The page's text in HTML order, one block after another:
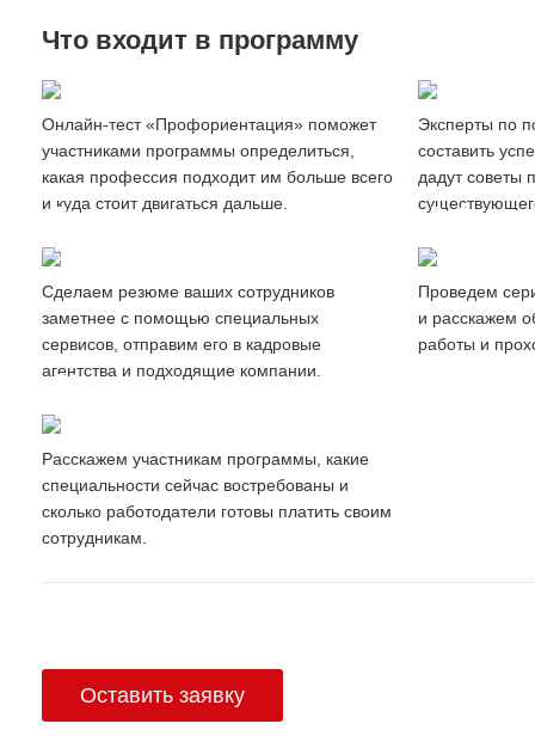
Что входит в программу
Онлайн-тест «Профориентация» поможет
участниками программы определиться,
какая профессия подходит им больше всего
и куда стоит двигаться дальше.
Эксперты по
составить
дадут советы
Продвижение
Cделаем резюме ваших сотрудников
заметнее с помощью специальных
сервисов, отправим его в кадровые
агентства и подходящие компании.
Вебинары
Проведем
и расскажем
работы и
Обзор
Расскажем участникам программы, какие
специальности сейчас востребованы и
сколько работодатели готовы платить своим
сотрудникам.
Оставить заявку